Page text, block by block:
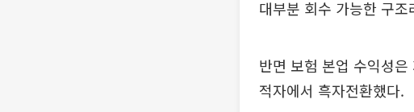
대부분 회수 가능한 구조
반면 보험 본업 수익성
적자에서 흑자전환했다.